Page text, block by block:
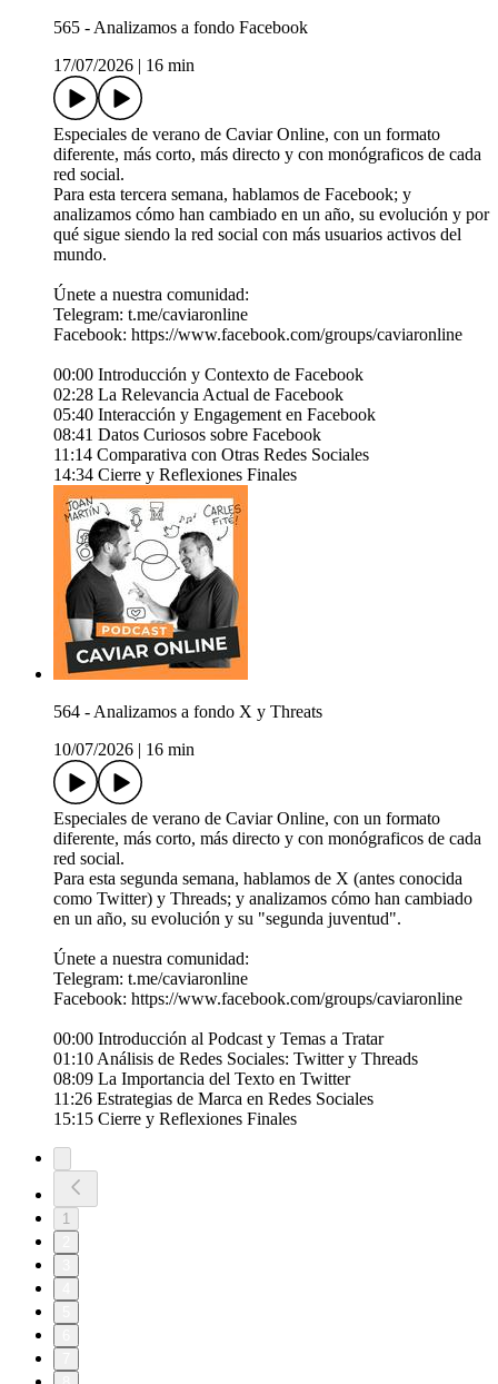
565 - Analizamos a fondo Facebook
17/07/2026
16 min
Especiales de verano de Caviar Online, con un formato
diferente, más corto, más directo y con monógraficos de cada
red social.
Para esta tercera semana, hablamos de Facebook; y
analizamos cómo han cambiado en un año, su evolución y por
qué sigue siendo la red social con más usuarios activos del
mundo.
Únete a nuestra comunidad:
Telegram: ⁠⁠t.me/caviaronline⁠⁠
Facebook: ⁠⁠https://www.facebook.com/groups/caviaronline⁠⁠
00:00 Introducción y Contexto de Facebook
02:28 La Relevancia Actual de Facebook
05:40 Interacción y Engagement en Facebook
08:41 Datos Curiosos sobre Facebook
11:14 Comparativa con Otras Redes Sociales
14:34 Cierre y Reflexiones Finales
564 - Analizamos a fondo X y Threats
10/07/2026
16 min
Especiales de verano de Caviar Online, con un formato
diferente, más corto, más directo y con monógraficos de cada
red social.
Para esta segunda semana, hablamos de X (antes conocida
como Twitter) y Threads; y analizamos cómo han cambiado
en un año, su evolución y su "segunda juventud".
Únete a nuestra comunidad:
Telegram: ⁠t.me/caviaronline⁠
Facebook: ⁠https://www.facebook.com/groups/caviaronline⁠
00:00 Introducción al Podcast y Temas a Tratar
01:10 Análisis de Redes Sociales: Twitter y Threads
08:09 La Importancia del Texto en Twitter
11:26 Estrategias de Marca en Redes Sociales
15:15 Cierre y Reflexiones Finales
1